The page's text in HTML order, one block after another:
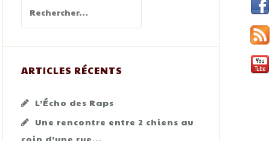
ARTICLES RÉCENTS
L’Écho des Raps
Une rencontre entre 2 chiens au
coin d’une rue…